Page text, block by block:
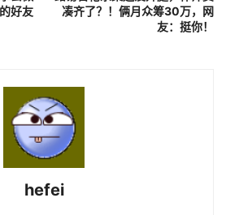
好友
凑齐了？！俩月众筹30万，网
友：挺你！
hefei